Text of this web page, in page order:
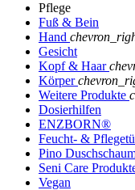
Pflege
Fuß & Bein
Hand
Gesicht
Kopf & Haar
Körper
Weitere Produkte
Dosierhilfen
ENZBORN®
Feucht- &
Pino
Seni Care
Vegan